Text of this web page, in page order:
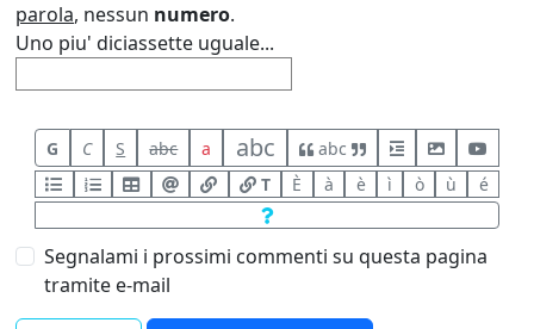
parola, nessun numero.
Uno piu' diciassette uguale...
G C S abc a abc
abc
T
È à è ì ò ù é
Segnalami i prossimi commenti su questa pagina
tramite e-mail